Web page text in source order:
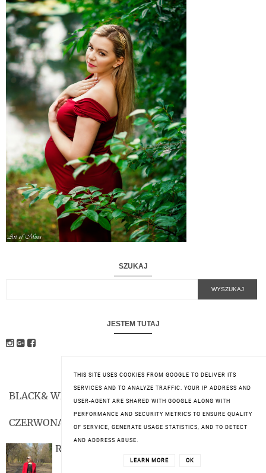
SZUKAJ
JESTEM TUTAJ
BLACK& WHITE
CZERWONA SUKIENKA
RED
THIS SITE USES COOKIES FROM GOOGLE TO DELIVER ITS
SERVICES AND TO ANALYZE TRAFFIC. YOUR IP ADDRESS AND
USER-AGENT ARE SHARED WITH GOOGLE ALONG WITH
PERFORMANCE AND SECURITY METRICS TO ENSURE QUALITY
OF SERVICE, GENERATE USAGE STATISTICS, AND TO DETECT
AND ADDRESS ABUSE.
LEARN MORE OK